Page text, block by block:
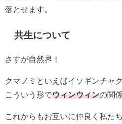
落とせます。
共生について
さすが自然界！
クマノミといえばイソギンチャ
こういう形でウィンウィンの関
これからもお互いに仲良く私た